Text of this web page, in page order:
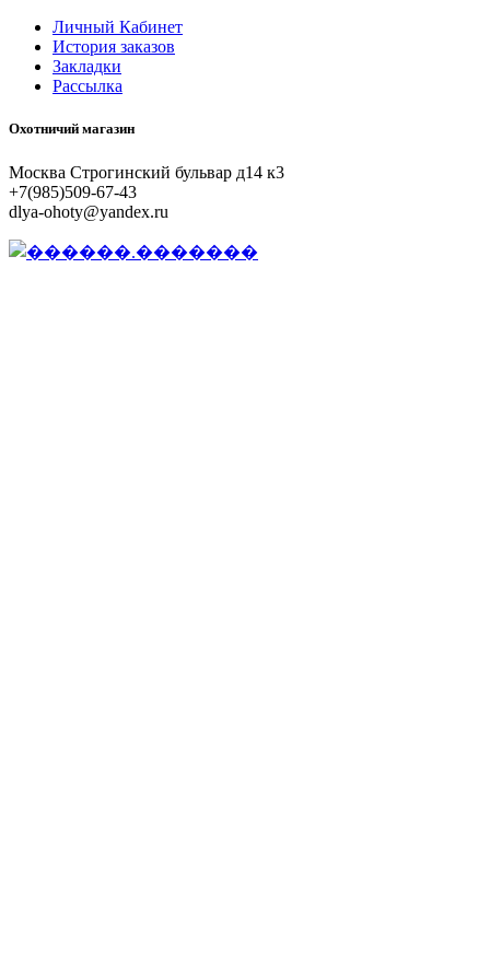
Личный Кабинет
История заказов
Закладки
Рассылка
Охотничий магазин
Москва Строгинский бульвар д14 к3
+7(985)509-67-43
dlya-ohoty@yandex.ru